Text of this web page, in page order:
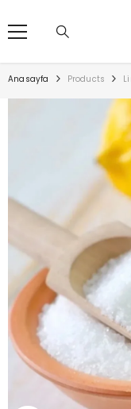
Anasayfa Products